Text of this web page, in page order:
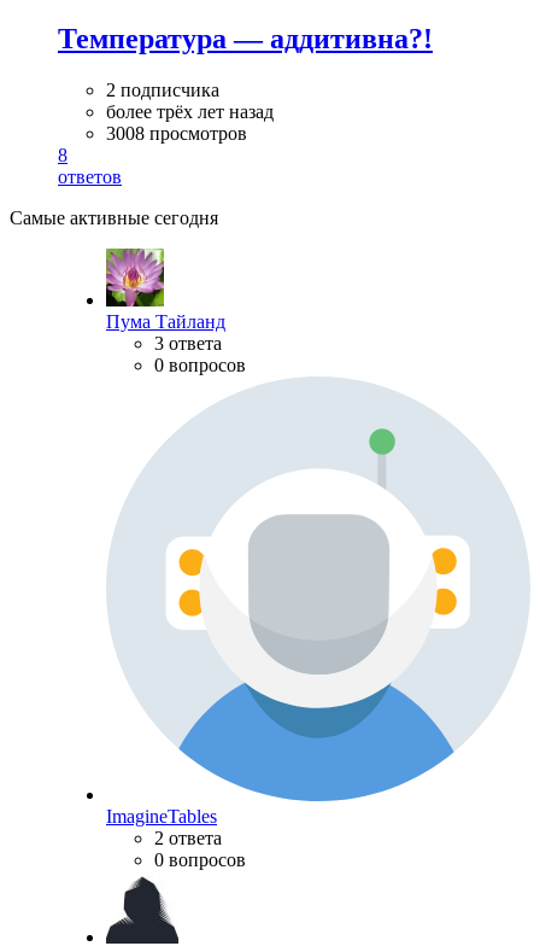
Температура — аддитивна?!
2 подписчика
более трёх лет назад
3008 просмотров
8
ответов
Самые активные сегодня
Пума Тайланд
3 ответа
0 вопросов
ImagineTables
2 ответа
0 вопросов